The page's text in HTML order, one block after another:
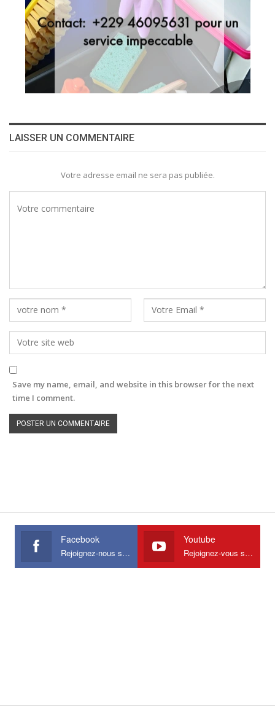
LAISSER UN COMMENTAIRE
Votre adresse email ne sera pas publiée.
Save my name, email, and website in this browser for the next
time I comment.
Facebook
Rejoignez-nous sur Facebook
Youtube
Rejoignez-vous sur Youtube